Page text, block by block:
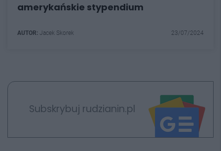
amerykańskie stypendium
AUTOR: Jacek Skorek 23/07/2024
Subskrybuj rudzianin.pl